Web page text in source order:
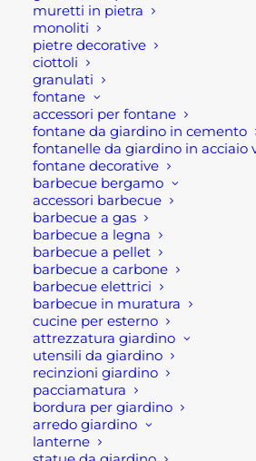
muretti in pietra
monoliti
pietre decorative
ciottoli
granulati
fontane
accessori per fontane
fontane da giardino in cemento
fontanelle da giardino in acciaio
fontane decorative
barbecue bergamo
accessori barbecue
barbecue a gas
barbecue a legna
barbecue a pellet
barbecue a carbone
barbecue elettrici
barbecue in muratura
cucine per esterno
attrezzatura giardino
utensili da giardino
recinzioni giardino
pacciamatura
bordura per giardino
arredo giardino
lanterne
DOMANDE FREQUENTI
TUTTE LE NEWS